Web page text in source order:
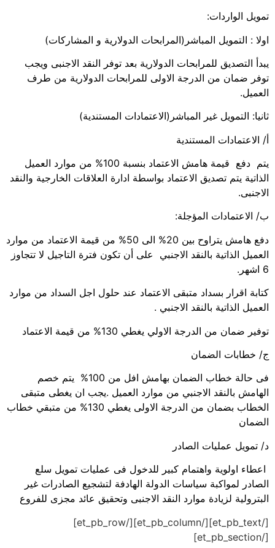
تمويل الواردات:
اولا : التمويل المباشر(المرابحات الدولارية و المشاركات)
يبدأ التصديق للمرابحات الدولارية بعد توفر النقد الاجنبى ويجب
توفر ضمان من الدرجة الاولى للمرابحات الدولارية من طرف
العميل.
ثانيا: التمويل غير المباشر(الاعتمادات المستندية)
أ/ الاعتمادات المستندية
يتم دفع قيمة هامش الاعتماد بنسبة 100% من موارد العميل
الذاتية يتم تصديق الاعتماد بواسطة ادارة العلاقات الخارجية والنقد
الاجنبى.
ب/ الاعتمادات المؤجلة:
دفع هامش يتراوح بين 20% الى 50% من قيمة الاعتماد من موارد
العميل الذاتية بالنقد الاجنبي على أن تكون فترة التاجيل لا تتجاوز
6 اشهر.
كتابة اقرار بسداد متبقى الاعتماد عند حلول اجل السداد من موارد
العميل الذاتية بالنقد الاجنبي .
توفير ضمان من الدرجة الاولي يغطي 130% من قيمة الاعتماد
ج/ خطابات الضمان
فى حالة خطاب الضمان بهامش افل من 100% يتم خصم
الهامش بالنقد الاجنبي من موارد العميل .يجب ان يغطى متبقى
الخطاب بضمان من الدرجة الاولى يغطي 130% من متبقي خطاب
الضمان
د/ تمويل عمليات الصادر
اعطاء اولوية واهتمام كبير للدخول فى عمليات تمويل سلع
الصادر لمواكبة سياسات الدولة الهادفة لتشجيع الصادرات غير
البترولية لزيادة موارد النقد الاجنبى وتحقيق عائد مجزى للفروع
[/et_pb_text][/et_pb_column][/et_pb_row]
[/et_pb_section]